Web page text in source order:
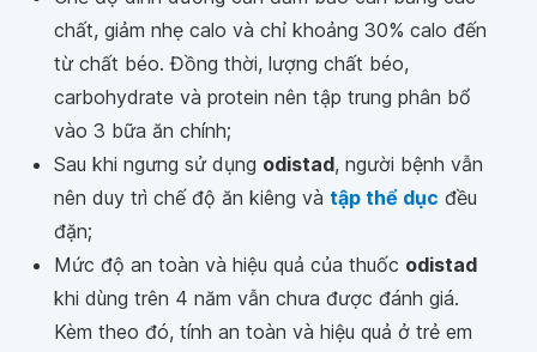
chất, giảm nhẹ calo và chỉ khoảng 30% calo đến
từ chất béo. Đồng thời, lượng chất béo,
carbohydrate và protein nên tập trung phân bổ
vào 3 bữa ăn chính;
Sau khi ngưng sử dụng odistad, người bệnh vẫn
nên duy trì chế độ ăn kiêng và tập thể dục đều
đặn;
Mức độ an toàn và hiệu quả của thuốc odistad
khi dùng trên 4 năm vẫn chưa được đánh giá.
Kèm theo đó, tính an toàn và hiệu quả ở trẻ em